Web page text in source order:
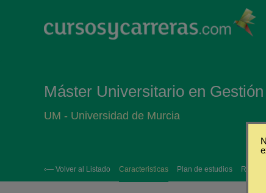
Máster Universitario en
UM - Universidad de Murcia
‹— Volver al Listado Caracteristicas Plan de estudios